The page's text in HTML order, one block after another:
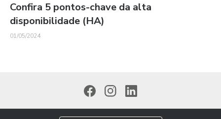
Confira 5 pontos-chave da alta
disponibilidade (HA)
01/05/2024